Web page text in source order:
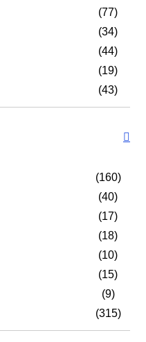
(77)
(34)
(44)
(19)
(43)
(160)
(40)
(17)
(18)
(10)
(15)
(9)
(315)